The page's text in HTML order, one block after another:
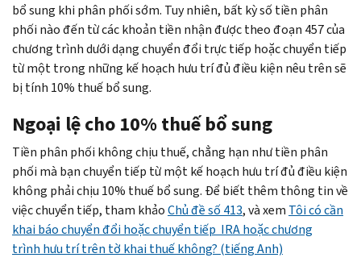
bổ sung khi phân phối sớm. Tuy nhiên, bất kỳ số tiền phân
phối nào đến từ các khoản tiền nhận được theo đoạn 457 của
chương trình dưới dạng chuyển đổi trực tiếp hoặc chuyển tiếp
từ một trong những kế hoạch hưu trí đủ điều kiện nêu trên sẽ
bị tính 10% thuế bổ sung.
Ngoại lệ cho 10% thuế bổ sung
Tiền phân phối không chịu thuế, chẳng hạn như tiền phân
phối mà bạn chuyển tiếp từ một kế hoạch hưu trí đủ điều kiện
không phải chịu 10% thuế bổ sung. Để biết thêm thông tin về
việc chuyển tiếp, tham khảoChủ đề số 413, và xem Tôi có cần
khai báo chuyển đổi hoặc chuyển tiếp IRA hoặc chương
trình hưu trí trên tờ khai thuế không? (tiếng Anh)